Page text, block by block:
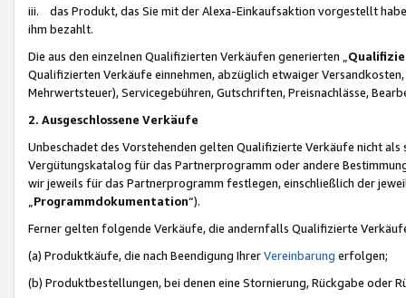
iii. das Produkt, das Sie mit der Alexa-Einkaufsaktion vorgestellt
ihm bezahlt.
Die aus den einzelnen Qualifizierten Verkäufen generierten „
Qualifizierten Verkäufe einnehmen, abzüglich etwaiger
Mehrwertsteuer), Servicegebühren, Gutschriften, Preisnachlässe,
2. Ausgeschlossene Verkäufe
Unbeschadet des Vorstehenden gelten Qualifizierte Verkäufe nicht
Vergütungskatalog für das Partnerprogramm oder andere
wir jeweils für das Partnerprogramm festlegen, einschließlich der
Programmdokumentation“).
Ferner gelten folgende Verkäufe, die andernfalls Qualifizierte
(a) Produktkäufe, die nach Beendigung IhrerVereinbarung erfolgen;
(b) Produktbestellungen, bei denen eine Stornierung, Rückgabe oder